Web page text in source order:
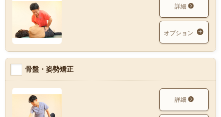
詳細
オプション
骨盤・姿勢矯正
詳細